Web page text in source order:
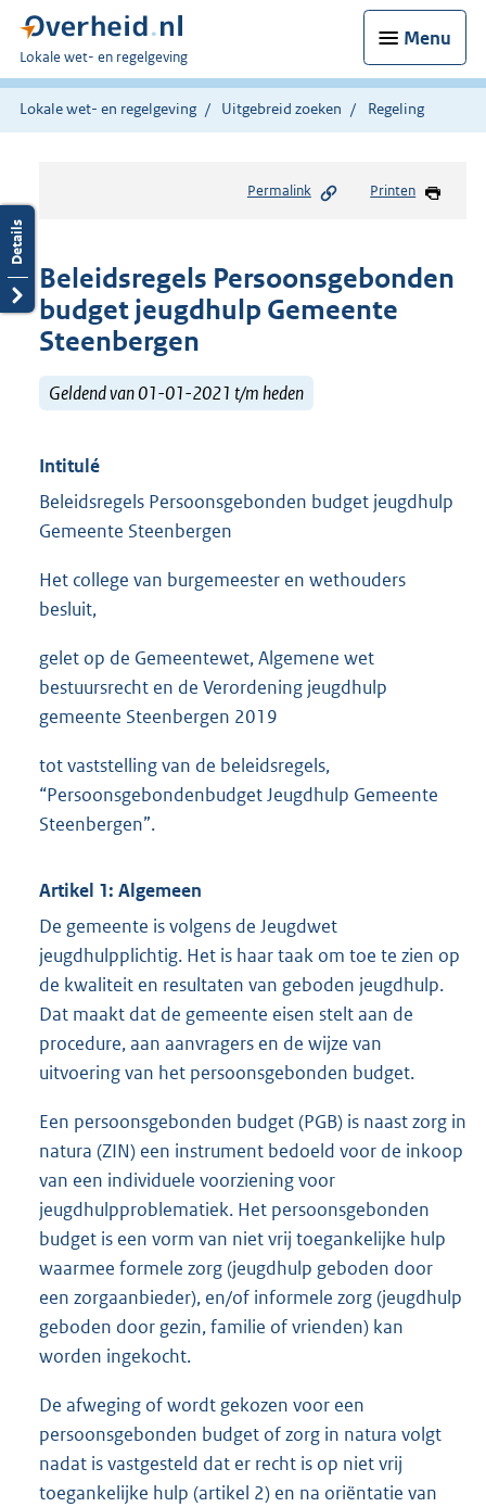
Menu
U
bent
hier:
Lokale wet- en regelgeving
Lokale wet- en regelgeving Uitgebreid zoeken Regeling
Permalink Printen
Beleidsregels Persoonsgebonden
budget jeugdhulp Gemeente
Steenbergen
Geldend van 01-01-2021 t/m heden
Intitulé
Beleidsregels Persoonsgebonden budget jeugdhulp
Gemeente Steenbergen
Het college van burgemeester en wethouders
besluit,
gelet op de Gemeentewet, Algemene wet
bestuursrecht en de Verordening jeugdhulp
gemeente Steenbergen 2019
tot vaststelling van de beleidsregels,
“Persoonsgebondenbudget Jeugdhulp Gemeente
Steenbergen”.
Artikel 1: Algemeen
De gemeente is volgens de Jeugdwet
jeugdhulpplichtig. Het is haar taak om toe te zien op
de kwaliteit en resultaten van geboden jeugdhulp.
Dat maakt dat de gemeente eisen stelt aan de
procedure, aan aanvragers en de wijze van
uitvoering van het persoonsgebonden budget.
Een persoonsgebonden budget (PGB) is naast zorg in
natura (ZIN) een instrument bedoeld voor de inkoop
van een individuele voorziening voor
jeugdhulpproblematiek. Het persoonsgebonden
budget is een vorm van niet vrij toegankelijke hulp
waarmee formele zorg (jeugdhulp geboden door
een zorgaanbieder), en/of informele zorg (jeugdhulp
geboden door gezin, familie of vrienden) kan
worden ingekocht.
De afweging of wordt gekozen voor een
persoonsgebonden budget of zorg in natura volgt
nadat is vastgesteld dat er recht is op niet vrij
toegankelijke hulp (artikel 2) en na oriëntatie van